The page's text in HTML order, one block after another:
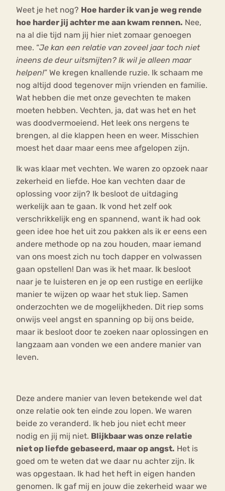
Weet je het nog? Hoe harder ik van je weg rende
hoe harder jij achter me aan kwam rennen. Nee,
na al die tijd nam jij hier niet zomaar genoegen
mee. “Je kan een relatie van zoveel jaar toch niet
ineens de deur uitsmijten? Ik wil je alleen maar
helpen!” We kregen knallende ruzie. Ik schaam me
nog altijd dood tegenover mijn vrienden en familie.
Wat hebben die met onze gevechten te maken
moeten hebben. Vechten, ja, dat was het en het
was doodvermoeiend. Het leek ons nergens te
brengen, al die klappen heen en weer. Misschien
moest het daar maar eens mee afgelopen zijn.
Ik was klaar met vechten. We waren zo opzoek naar
zekerheid en liefde. Hoe kan vechten daar de
oplossing voor zijn? Ik besloot de uitdaging
werkelijk aan te gaan. Ik vond het zelf ook
verschrikkelijk eng en spannend, want ik had ook
geen idee hoe het uit zou pakken als ik er eens een
andere methode op na zou houden, maar iemand
van ons moest zich nu toch dapper en volwassen
gaan opstellen! Dan was ik het maar. Ik besloot
naar je te luisteren en je op een rustige en eerlijke
manier te wijzen op waar het stuk liep. Samen
onderzochten we de mogelijkheden. Dit riep soms
onwijs veel angst en spanning op bij ons beide,
maar ik besloot door te zoeken naar oplossingen en
langzaam aan vonden we een andere manier van
leven.
Deze andere manier van leven betekende wel dat
onze relatie ook ten einde zou lopen. We waren
beide zo veranderd. Ik heb jou niet echt meer
nodig en jij mij niet. Blijkbaar was onze relatie
niet op liefde gebaseerd, maar op angst. Het is
goed om te weten dat we daar nu achter zijn. Ik
was opgestaan. Ik had het heft in eigen handen
genomen. Ik gaf mij en jouw die zekerheid waar we